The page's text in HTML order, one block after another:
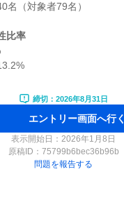
名（対象者79名）
比率
締切：2026年8月31日
エントリー画面へ行く
表示開始日：2026年1月8日
原稿ID： 75799b6bec36b96b
問題を報告する